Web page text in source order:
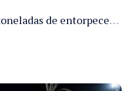
PMAM apreende 16,6 toneladas de entorpecentes e registra aumento nas prisões em flagrante e nas capturas de foragidos no primeiro semestre de 2026